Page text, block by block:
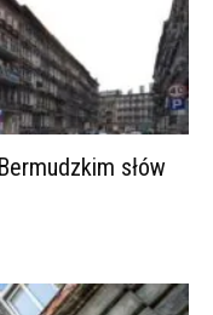
słów